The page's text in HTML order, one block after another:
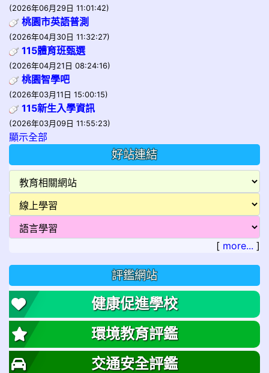
(2026年06月29日 11:01:42)
桃園市英語普測
(2026年04月30日 11:32:27)
115體育班甄選
(2026年04月21日 08:24:16)
桃園智學吧
(2026年03月11日 15:00:15)
115新生入學資訊
(2026年03月09日 11:55:23)
顯示全部
好站連結
[ more... ]
評鑑網站
健康促進學校
環境教育評鑑
交通安全評鑑